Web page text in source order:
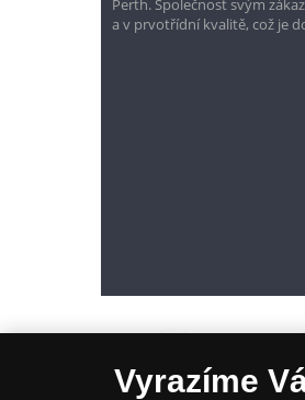
Perth. Společnost svým
a v prvotřídní kvalitě, což je
Vyrazíme